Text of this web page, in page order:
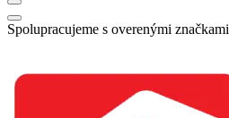
Spolupracujeme s overenými značkami